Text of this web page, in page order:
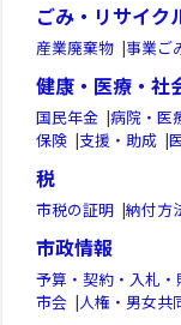
ごみ・リサイク
産業廃棄物 |事業ご
健康・医療・社
国民年金 |病院・医
保険 |支援・助成 |
税
市税の証明 |納付方
市政情報
予算・契約・入札
市会 |人権・男女共